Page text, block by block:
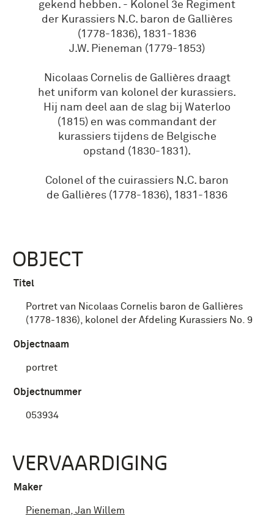
gekend hebben. - Kolonel 3e Regiment
der Kurassiers N.C. baron de Gallières
(1778-1836), 1831-1836
J.W. Pieneman (1779-1853)
Nicolaas Cornelis de Gallières draagt
het uniform van kolonel der kurassiers.
Hij nam deel aan de slag bij Waterloo
(1815) en was commandant der
kurassiers tijdens de Belgische
opstand (1830-1831).
Colonel of the cuirassiers N.C. baron
de Gallières (1778-1836), 1831-1836
OBJECT
Titel
Portret van Nicolaas Cornelis baron de Gallières
(1778-1836), kolonel der Afdeling Kurassiers No. 9
Objectnaam
portret
Objectnummer
053934
VERVAARDIGING
Maker
Pieneman, Jan Willem